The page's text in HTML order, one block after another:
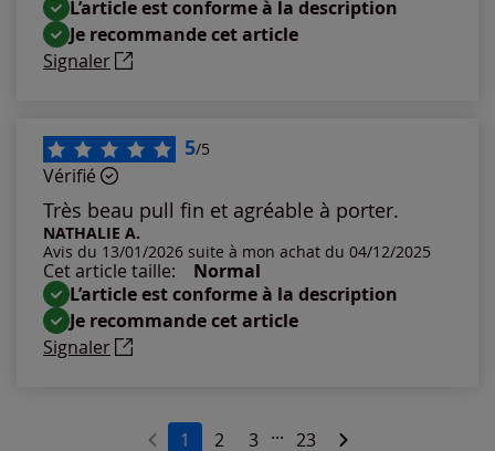
Notes les plus basses
L’article est conforme à la description
Je recommande cet article
Signaler
5/5
Vérifié
Très beau pull fin et agréable à porter.
NATHALIE A.
Avis du 13/01/2026 suite à mon achat du 04/12/2025
Cet article taille:
Normal
L’article est conforme à la description
Je recommande cet article
Signaler
1 2 3 ... 23